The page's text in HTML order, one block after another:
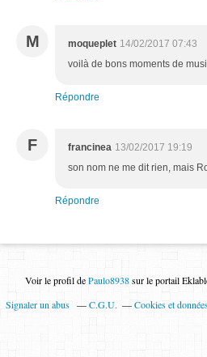
M moqueplet 14/02/2017 07:43
voilà de bons moments de
Répondre
F francinea 13/02/2017 19:19
son nom ne me dit rien, mais
Répondre
Voir le profil dePaulo8938sur le portail
Signaler un abus
C.G.U. Cookies et